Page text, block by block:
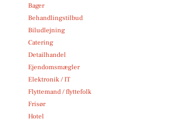
Bager
Behandlingstilbud
Biludlejning
Catering
Detailhandel
Ejendomsmægler
Elektronik / IT
Flyttemand / flyttefolk
Frisør
Hotel